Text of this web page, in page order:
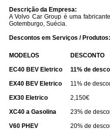
Descrição da Empresa:
A Volvo Car Group é uma
Gotemburgo, Suécia.
Descontos em Serviços / Produtos:
​MODELOS
​DESCONTO
​EC40 BEV Eletrico​
​11% de​
EX40 BEV Eletrico
11% de
EX30 Eletrico
​2,150€
​XC40 a Gasolina
​23% de
​V60 PHEV
​20% de